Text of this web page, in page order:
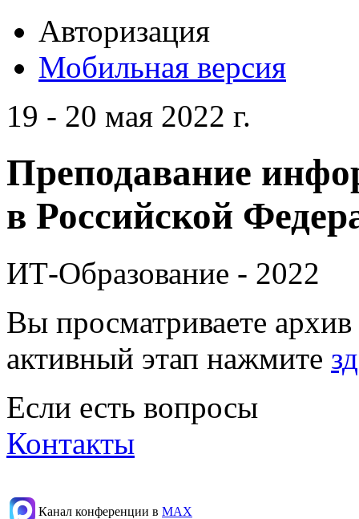
Авторизация
Мобильная версия
19 - 20 мая 2022 г.
Преподавание
в Российской
ИТ-Образование - 2022
Вы просматриваете
активный этап нажмите
Если есть вопросы
Контакты
Канал конференции в МАХ